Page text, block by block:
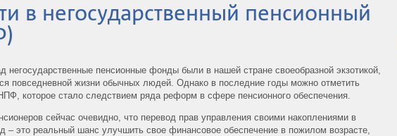
в негосударственный пенсионный
негосударственные пенсионные фонды были в нашей стране своеобразной экзотикой,
повседневной жизни обычных людей. Однако в последние годы можно отметить
которое стало следствием ряда реформ в сфере пенсионного обеспечения.
сейчас очевидно, что перевод прав управления своими накоплениями в
– это реальный шанс улучшить свое финансовое обеспечение в пожилом возрасте,